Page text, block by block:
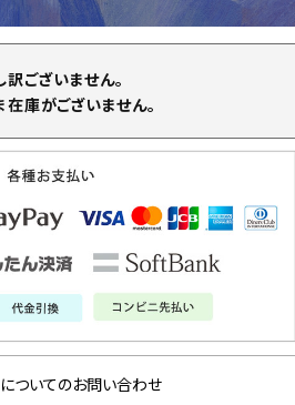
訳ございません。
在庫がございません。
ついてのお問い合わせ